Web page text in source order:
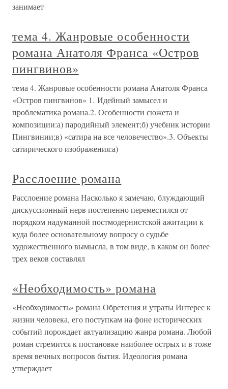
занимает
тема 4. Жанровые особенности
романа Анатоля Франса «Остров
пингвинов»
тема 4. Жанровые особенности романа Анатоля Франса
«Остров пингвинов» 1. Идейный замысел и
проблематика романа.2. Особенности сюжета и
композиции:а) пародийный элемент;б) учебник истории
Пингвинии;в) «сатира на все человечество».3. Объекты
сатирического изображения:а)
Расслоение романа
Расслоение романа Насколько я замечаю, блуждающий
дискуссионный нерв постепенно переместился от
порядком надуманной постмодернистской ажитации к
куда более основательному вопросу о судьбе
художественного вымысла, в том виде, в каком он более
трех веков составлял
«Необходимость» романа
«Необходимость» романа Обретения и утраты Интерес к
жизни человека, его поступкам на фоне исторических
событий порождает актуализацию жанра романа. Любой
роман стремится к постановке наиболее острых и в тоже
время вечных вопросов бытия. Идеология романа
утверждает